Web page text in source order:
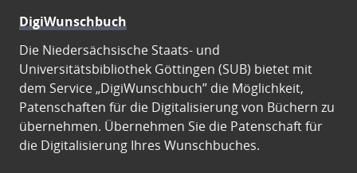
DigiWunschbuch
Die Niedersächsische Staats- und
Universitätsbibliothek Göttingen (SUB) bietet mit
dem Service „DigiWunschbuch” die Möglichkeit,
Patenschaften für die Digitalisierung von Büchern zu
übernehmen. Übernehmen Sie die Patenschaft für
die Digitalisierung Ihres Wunschbuches.